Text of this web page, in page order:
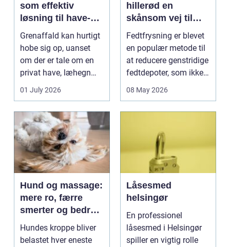
som effektiv
løsning til have-
og skovaffald
Grenaffald kan hurtigt
hobe sig op, uanset
om der er tale om en
privat have, læhegn
langs mark...
01 July 2026
hillerød en
skånsom vej til
reduktion af lokale
fedtdepoter
Fedtfrysning er blevet
en populær metode til
at reducere genstridige
fedtdepoter, som ikke
reagerer ...
08 May 2026
Hund og massage:
mere ro, færre
smerter og bedre
bevægelse
Hundes kroppe bliver
belastet hver eneste
Låsesmed
helsingør
En professionel
låsesmed i Helsingør
spiller en vigtig rolle